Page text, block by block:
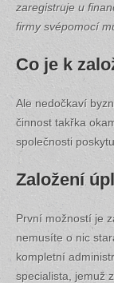
zaregistruje u
firmy svépomocí
Co je k
Ale nedočkaví
činnost takřka
společnosti
Založení
První možností je
nemusíte o nic
kompletní
specialista, jemuž